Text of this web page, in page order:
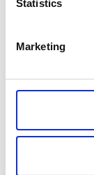
Statistics
Marketing
gibt es
für
Fahrradtour mit